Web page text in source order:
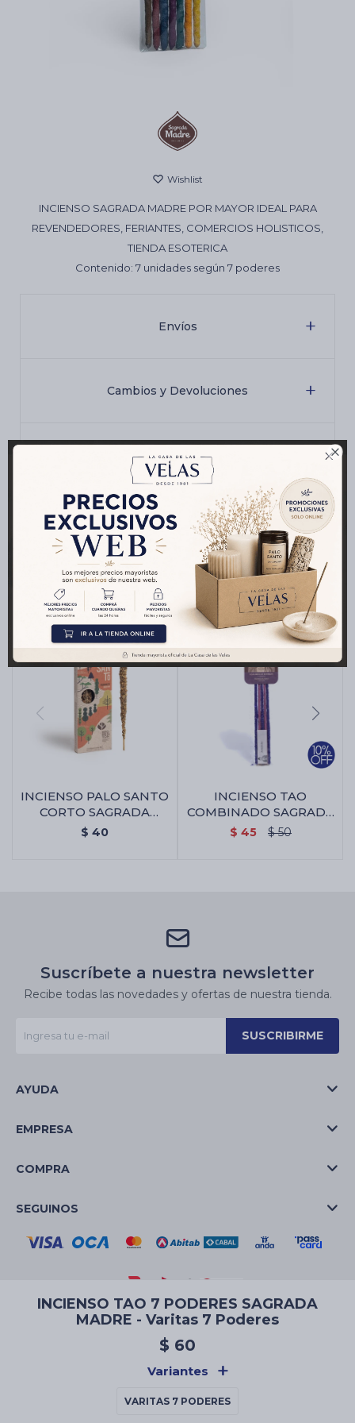

INCIENSO TAO 7 PODERES SAGRADA
MADRE - Varitas 7 Poderes
$ 60
Variantes
VARITAS 7 PODERES
INCIENSO SAGRADA MADRE POR MAYOR IDEAL PARA
REVENDEDORES, FERIANTES, COMERCIOS HOLISTICOS,
TIENDA ESOTERICA
Contenido: 7 unidades según 7 poderes
Envíos
Cambios y Devoluciones
Medios de pago
Productos que te pueden interesar
INCIENSO PALO SANTO
CORTO SAGRADA
MADRE X4 - Incienso
$ 40
INCIENSO TAO
COMBINADO SAGRADA
MADRE - 7
$ 45 $ 50
Suscríbete a nuestra newsletter
Recibe todas las novedades y ofertas de nuestra tienda.
SUSCRIBIRME
AYUDA
EMPRESA
COMPRA
SEGUINOS
© Copyright 2026 / La Casa de las Velas
Artículos Esotéricos